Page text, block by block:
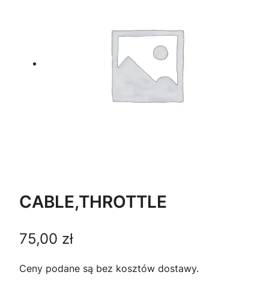
CABLE,THROTTLE
75,00 zł
Ceny podane są bez kosztów dostawy.